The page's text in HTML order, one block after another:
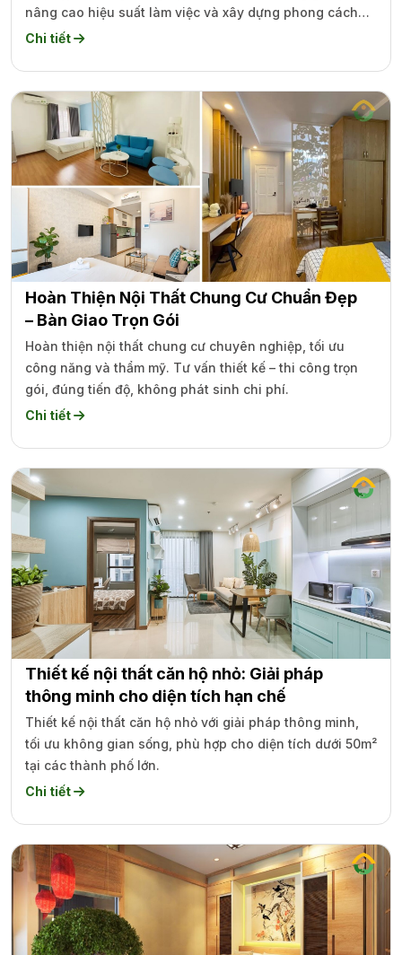
nâng cao hiệu suất làm việc và xây dựng phong cách
riêng cho doanh nghiệp của bạn.
Chi tiết
Hoàn Thiện Nội Thất Chung Cư Chuẩn Đẹp
– Bàn Giao Trọn Gói
Hoàn thiện nội thất chung cư chuyên nghiệp, tối ưu
công năng và thẩm mỹ. Tư vấn thiết kế – thi công trọn
gói, đúng tiến độ, không phát sinh chi phí.
Chi tiết
Thiết kế nội thất căn hộ nhỏ: Giải pháp
thông minh cho diện tích hạn chế
Thiết kế nội thất căn hộ nhỏ với giải pháp thông minh,
tối ưu không gian sống, phù hợp cho diện tích dưới 50m²
tại các thành phố lớn.
Chi tiết